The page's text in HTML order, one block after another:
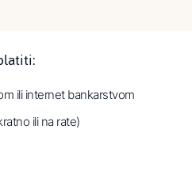
ili internet bankarstvom
ili na rate)